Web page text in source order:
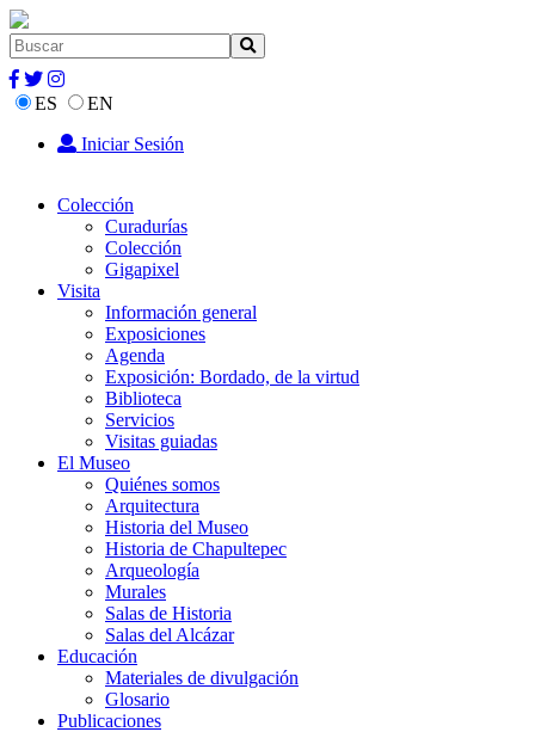
ES
EN
Iniciar Sesión
Colección
Curadurías
Colección
Gigapixel
Visita
Información general
Exposiciones
Agenda
Exposición: Bordado, de la virtud
Biblioteca
Servicios
Visitas guiadas
El Museo
Quiénes somos
Arquitectura
Historia del Museo
Historia de Chapultepec
Arqueología
Murales
Salas de Historia
Salas del Alcázar
Educación
Materiales de divulgación
Glosario
Publicaciones